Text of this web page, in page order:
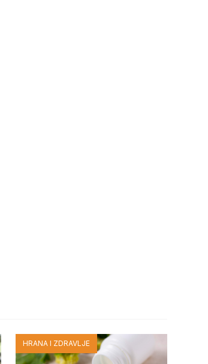
HRANA I ZDRAVLJE